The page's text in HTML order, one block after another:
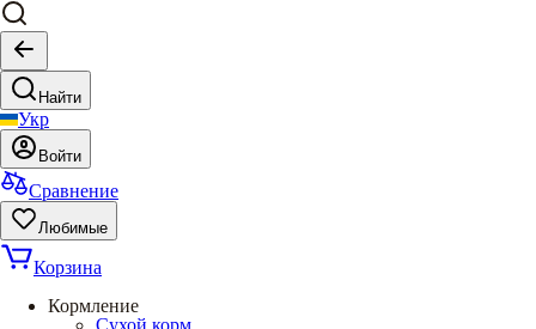
Найти
Укр
Войти
Сравнение
Любимые
Корзина
Кормление
Сухой корм